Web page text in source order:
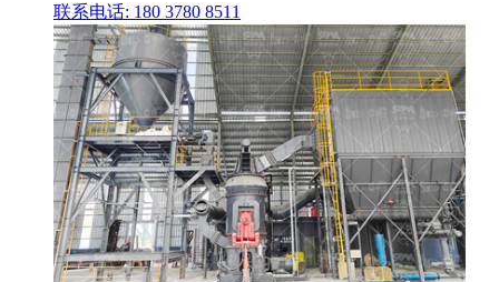
联系电话: 180 3780 8511